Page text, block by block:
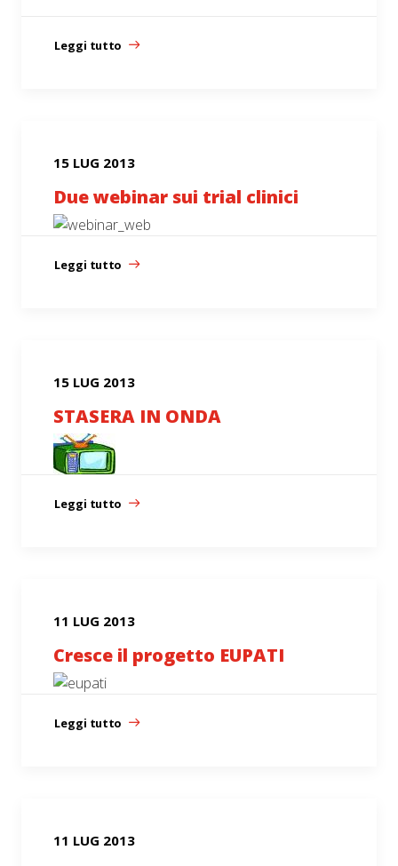
Leggi tutto
15 LUG 2013
Due webinar sui trial clinici
Leggi tutto
15 LUG 2013
STASERA IN ONDA
Leggi tutto
11 LUG 2013
Cresce il progetto EUPATI
Leggi tutto
11 LUG 2013